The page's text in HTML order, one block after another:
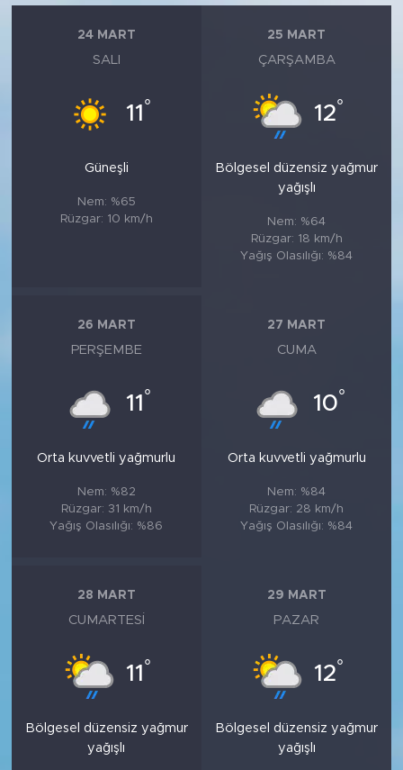
24 MART
SALI
11 °
Güneşli
Nem: %65
Rüzgar: 10 km/h
25 MART
ÇARŞAMBA
12°
Bölgesel düzensiz yağmur
yağışlı
Nem: %64
Rüzgar: 18 km/h
Yağış Olasılığı: %84
26 MART
PERŞEMBE
11 °
Orta kuvvetli yağmurlu
Nem: %82
Rüzgar: 31 km/h
Yağış Olasılığı: %86
27 MART
CUMA
10°
Orta kuvvetli yağmurlu
Nem: %84
Rüzgar: 28 km/h
Yağış Olasılığı: %84
28 MART
CUMARTESI
11 °
Bölgesel düzensiz yağmur
yağışlı
29 MART
PAZAR
12°
Bölgesel düzensiz yağmur
yağışlı